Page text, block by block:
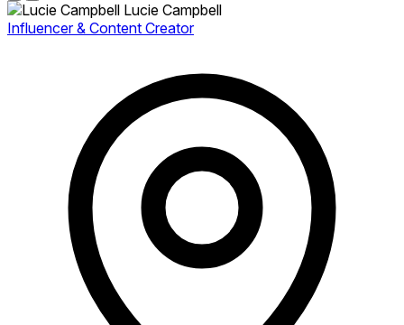
Lucie Campbell
Influencer & Content Creator